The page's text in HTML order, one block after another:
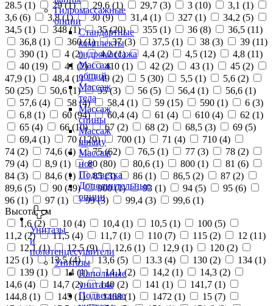
Гидромассажные
опции
Стандартные
комплекты
гидромассажа
Массаж
общий
Массаж
тела
Массаж
спины
Массаж
шиацу
Массаж
ног
Подсветка
Дополнительные
опции
Унитазы
и
полотенцесушители
Унитазы
Напольные
унитазы
Подвесные
28.5 (1) 29 (1) 29,6 (1) 29,7 (3) 3 (10) 3,1 (1)
3,6 (6) 3,8 (1) 30 (9) 31,4 (1) 327 (1) 34,2 (5)
34,5 (1) 348 (1) 35 (20) 355 (1) 36 (8) 36,5 (11)
36,8 (1) 360 (1) 37 (3) 37,5 (1) 38 (3) 39 (11)
390 (1) 4 (2) 4,2 (1) 4,4 (2) 4,5 (12) 4,8 (11)
40 (19) 41 (2) 410 (1) 42 (2) 43 (1) 45 (2)
47,9 (1) 48,4 (1) 49 (2) 5 (30) 5,5 (1) 5,6 (2)
50 (25) 50,6 (1) 55 (3) 56 (5) 56,4 (1) 56,6 (1)
57,6 (4) 58 (4) 58,4 (1) 59 (15) 590 (1) 6 (3)
6,8 (1) 60 (94) 60,4 (4) 61 (4) 610 (4) 62 (1)
65 (4) 66 (10) 67 (2) 68 (2) 68,5 (3) 69 (5)
69,4 (1) 70 (120) 700 (1) 71 (4) 710 (4)
74 (2) 74,6 (4) 75 (62) 76,5 (1) 77 (3) 78 (2)
79 (4) 8,9 (1) 80 (80) 80,6 (1) 800 (1) 81 (6)
84 (3) 84,6 (1) 85 (3) 86 (1) 86,5 (2) 87 (2)
89,6 (5) 90 (49) 900 (1) 93 (1) 94 (5) 95 (6)
96 (1) 97 (1) 99 (3) 99,4 (3) 99,6 (1)
Высота, см
1,6 (2) 10 (4) 10,4 (1) 10,5 (1) 100 (5)
11,2 (2) 11,5 (4) 11,7 (1) 110 (7) 115 (2) 12 (11)
12,1 (1) 12,5 (9) 12,6 (1) 12,9 (1) 120 (2)
125 (1) 13,5 (4) 13,6 (5) 13.3 (4) 130 (2) 134 (1)
139 (1) 14 (1) 14,1 (2) 14,2 (1) 14,3 (2)
14,6 (4) 14,7 (2) 140 (2) 141 (1) 141,7 (1)
144,8 (1) 145 (1) 1468 (1) 1472 (1) 15 (7)